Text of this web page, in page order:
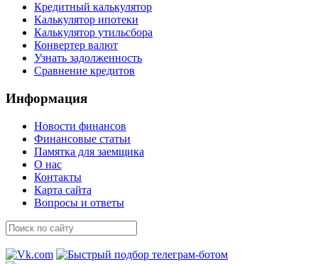
Кредитный калькулятор
Калькулятор ипотеки
Калькулятор утильсбора
Конвертер валют
Узнать задолженность
Сравнение кредитов
Информация
Новости финансов
Финансовые статьи
Памятка для заемщика
О нас
Контакты
Карта сайта
Вопросы и ответы